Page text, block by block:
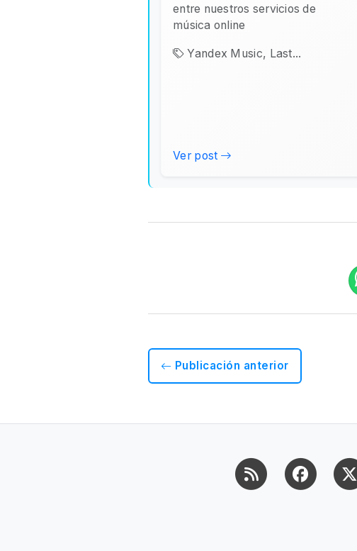
entre nuestros servicios de
música online
Yandex Music, Last...
Ver post
Publicación anterior
RSS